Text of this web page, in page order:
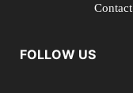
FOLLOW US